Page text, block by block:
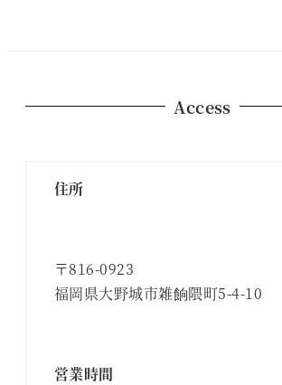
Access
住所
〒816-0923
福岡県大野城市雑餉隈町5-4-10
営業時間